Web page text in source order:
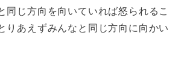
同じ方向を向いていれば怒られるこ
りあえずみんなと同じ方向に向かい